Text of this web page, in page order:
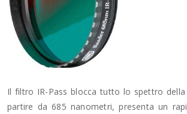
Il filtro IR-Pass blocca tutto lo spettro
partire da 685 nanometri, presenta un